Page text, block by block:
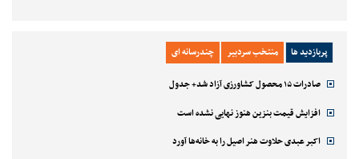
پربازدید ها منتخب سردبیر چندرسانه ای
صادرات ۱۵ محصول کشاورزی آزاد شد+ جدول
افزایش قیمت بنزین هنوز نهایی نشده است
اکبر عبدی حلاوت هنر اصیل را به خانه‌ها آورد